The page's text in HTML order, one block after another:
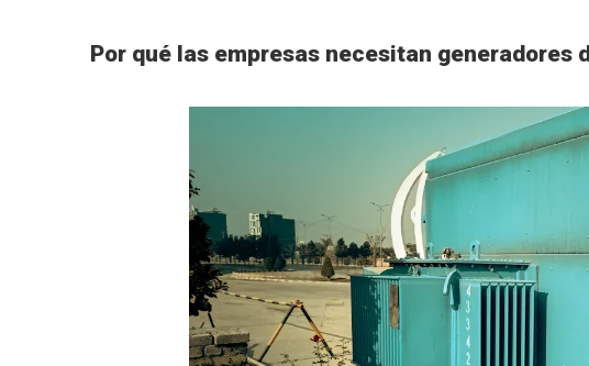
Por qué las empresas necesitan generadores